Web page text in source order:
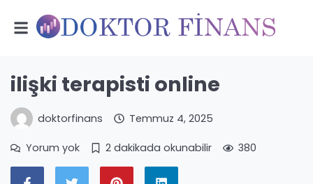
ilişki terapisti online
doktorfinans Temmuz 4, 2025
Yorum yok 2 dakikada okunabilir 380